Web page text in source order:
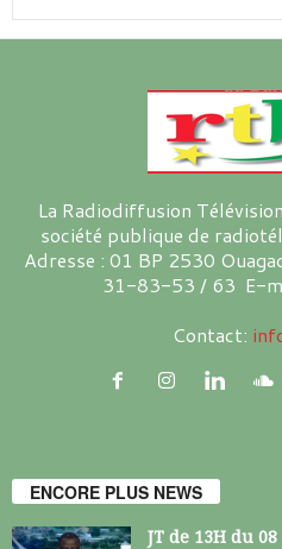
La Radiodiffusion
société publique de
Adresse : 01 BP 2530
31-83-53 / 63 E-
Contact:
ENCORE PLUS NEWS
JT de 13H du